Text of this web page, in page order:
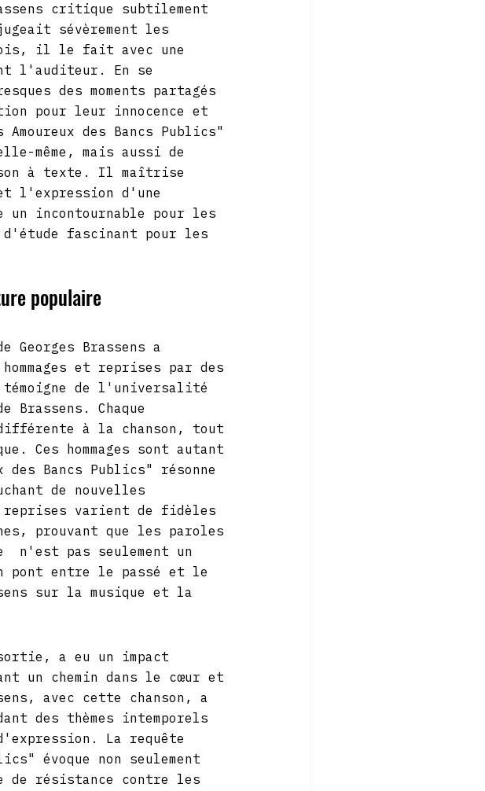
critique subtilement
sévèrement les
il le fait avec une
l'auditeur. En se
des moments partagés
pour leur innocence et
des Bancs Publics"
même, mais aussi de
à texte. Il maîtrise
l'expression d'une
incontournable pour les
fascinant pour les
populaire
Georges Brassens a
et reprises par des
de l'universalité
Chaque
à la chanson, tout
Ces hommages sont autant
des Bancs Publics" résonne
de nouvelles
reprises varient de fidèles
prouvant que les paroles
n'est pas seulement un
pont entre le passé et le
sur la musique et la
a eu un impact
un chemin dans le cœur et
avec cette chanson, a
des thèmes intemporels
La requête
évoque non seulement
de résistance contre les